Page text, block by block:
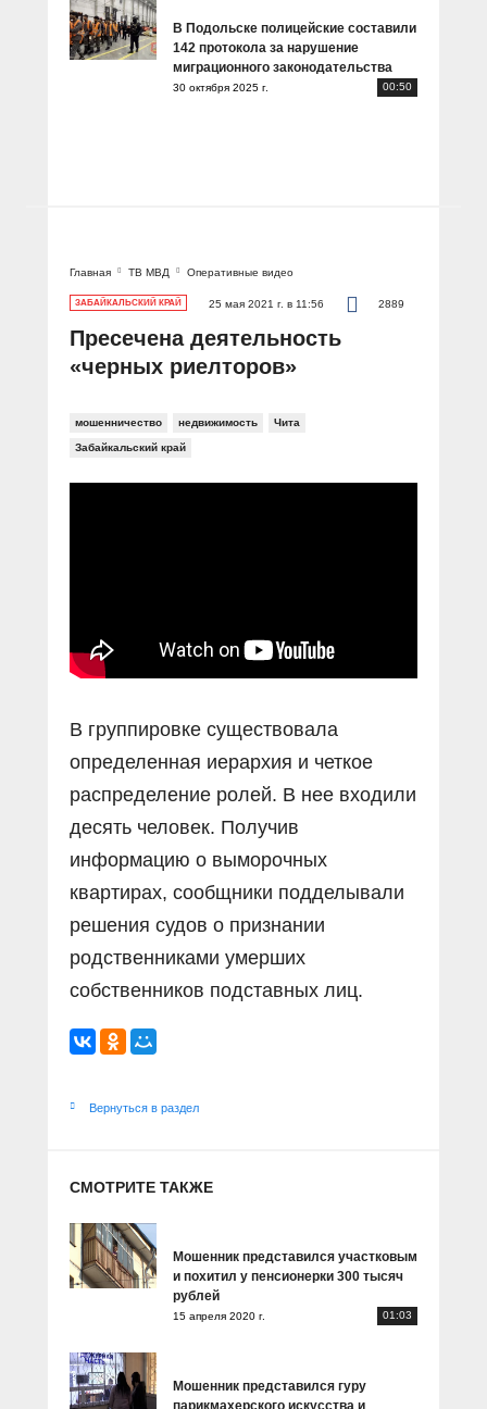
В Подольске полицейские составили
142 протокола за нарушение
миграционного законодательства
30 октября 2025 г. 00:50
Главная ТВ МВД Оперативные видео
ЗАБАЙКАЛЬСКИЙ КРАЙ 25 мая 2021 г. в 11:56 2889
Пресечена деятельность
«черных риелторов»
мошенничество недвижимость Чита
Забайкальский край
В группировке существовала
определенная иерархия и четкое
распределение ролей. В нее входили
десять человек. Получив
информацию о выморочных
квартирах, сообщники подделывали
решения судов о признании
родственниками умерших
собственников подставных лиц.
Вернуться в раздел
СМОТРИТЕ ТАКЖЕ
Мошенник представился участковым
и похитил у пенсионерки 300 тысяч
рублей
15 апреля 2020 г. 01:03
Мошенник представился гуру
парикмахерского искусства и